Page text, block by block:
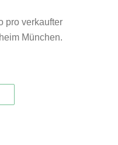
pro verkaufter
München.